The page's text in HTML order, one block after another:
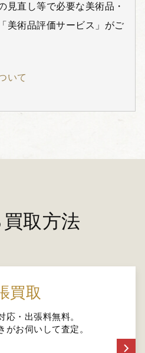
見直し等で必要な美術品・
美術品評価サービス」がご
いて
取方法
買取
応・出張料無料。
がお伺いして査定。